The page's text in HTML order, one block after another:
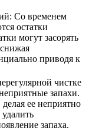
Со временем
остатки
могут засорять
приводя к
чистке
запахи.
ее неприятно
запаха.